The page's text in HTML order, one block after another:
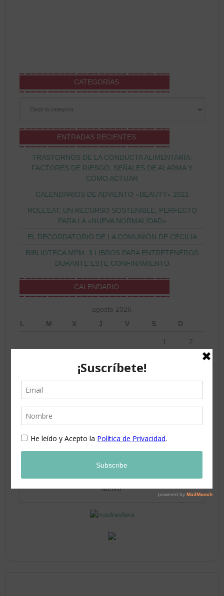
CATEGORÍAS
ENTRADAS RECIENTES
TRASTORNOS DE LA CONDUCTA ALIMENTARIA:
FACTORES DE RIESGO, SEÑALES DE ALARMA Y
CÓMO ACTUAR
CALENDARIOS DE ADVIENTO «BEAUTY» 2021
ROLL’EAT, UN RECURSO SOSTENIBLE, PERFECTO
PARA LA «NUEVA NORMALIDAD»
EL RECORDATORIO DE LA COMUNIÓN DE CECILIA
BIBLIOTECA MPM: 3 LIBROS PARA ENTRETENEROS
DURANTE ESTE CONFINAMIENTO
CALENDARIO
agosto 2026
L
M X J V S D
1 2
5
10 11 12 13 14 15 16
24 25 26 27 28 29 30